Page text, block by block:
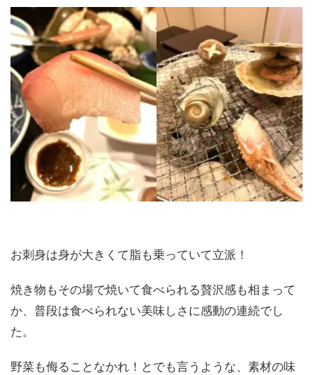
お刺身は身が大きくて脂も乗っていて立派！
焼き物もその場で焼いて食べられる贅沢感も相まって
か、普段は食べられない美味しさに感動の連続でし
た。
野菜も侮ることなかれ！とでも言うような、素材の味